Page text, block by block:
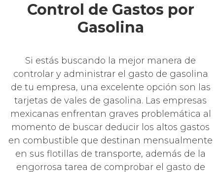
Control de Gastos por
Gasolina
Si estás buscando la mejor manera de
controlar y administrar el gasto de gasolina
de tu empresa, una excelente opción son las
tarjetas de vales de gasolina. Las empresas
mexicanas enfrentan graves problemática al
momento de buscar deducir los altos gastos
en combustible que destinan mensualmente
en sus flotillas de transporte, además de la
engorrosa tarea de comprobar el gasto de